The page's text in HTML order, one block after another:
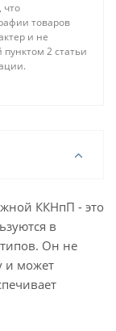
товаров
и не
2 статьи
ККНпП - это
в
Он не
и может